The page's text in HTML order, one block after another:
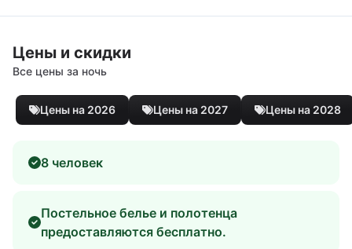
Цены и скидки
Все цены за ночь
Цены на 2026 Цены на 2027 Цены на 2028
8 человек
Постельное белье и полотенца
предоставляются бесплатно.